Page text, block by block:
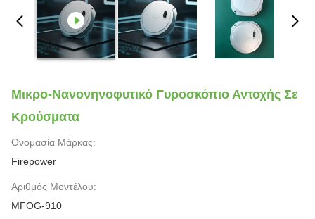
Μικρο-Νανονηνοφυτικό Γυροσκόπιο Αντοχής Σε
Κρούσματα
Ονομασία Μάρκας:
Firepower
Αριθμός Μοντέλου:
MFOG-910